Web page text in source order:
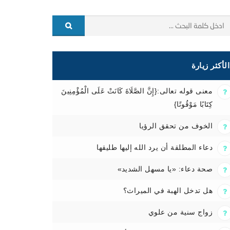
الأكثر زيارة
معنى قوله تعالى:{إِنَّ الصَّلَاةَ كَانَتْ عَلَى الْمُؤْمِنِينَ
كِتَابًا مَوْقُوتًا}
الخوف من تحقق الرؤيا
دعاء المطلقة أن يرد الله إليها طليقها
صحة دعاء: «يا مسهل الشديد»
هل تدخل الهبة في الميراث؟
زواج سنية من علوي